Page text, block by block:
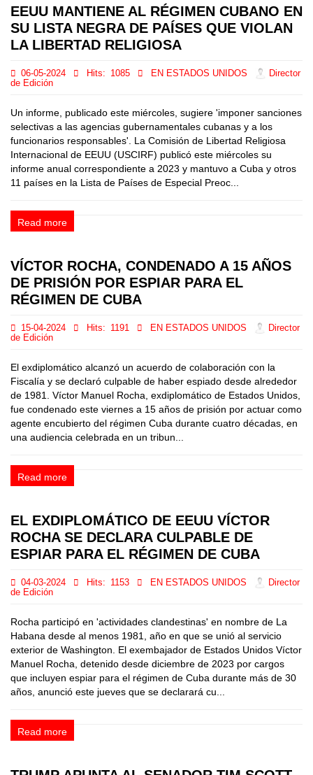
EEUU MANTIENE AL RÉGIMEN CUBANO EN
SU LISTA NEGRA DE PAÍSES QUE VIOLAN
LA LIBERTAD RELIGIOSA
06-05-2024 Hits: 1085 EN ESTADOS UNIDOS
Director
de Edición
Un informe, publicado este miércoles, sugiere 'imponer sanciones
selectivas a las agencias gubernamentales cubanas y a los
funcionarios responsables'. La Comisión de Libertad Religiosa
Internacional de EEUU (USCIRF) publicó este miércoles su
informe anual correspondiente a 2023 y mantuvo a Cuba y otros
11 países en la Lista de Países de Especial Preoc...
Read more
VÍCTOR ROCHA, CONDENADO A 15 AÑOS
DE PRISIÓN POR ESPIAR PARA EL
RÉGIMEN DE CUBA
15-04-2024 Hits: 1191 EN ESTADOS UNIDOS
Director
de Edición
El exdiplomático alcanzó un acuerdo de colaboración con la
Fiscalía y se declaró culpable de haber espiado desde alrededor
de 1981. Víctor Manuel Rocha, exdiplomático de Estados Unidos,
fue condenado este viernes a 15 años de prisión por actuar como
agente encubierto del régimen Cuba durante cuatro décadas, en
una audiencia celebrada en un tribun...
Read more
EL EXDIPLOMÁTICO DE EEUU VÍCTOR
ROCHA SE DECLARA CULPABLE DE
ESPIAR PARA EL RÉGIMEN DE CUBA
04-03-2024 Hits: 1153 EN ESTADOS UNIDOS
Director
de Edición
Rocha participó en 'actividades clandestinas' en nombre de La
Habana desde al menos 1981, año en que se unió al servicio
exterior de Washington. El exembajador de Estados Unidos Víctor
Manuel Rocha, detenido desde diciembre de 2023 por cargos
que incluyen espiar para el régimen de Cuba durante más de 30
años, anunció este jueves que se declarará cu...
Read more